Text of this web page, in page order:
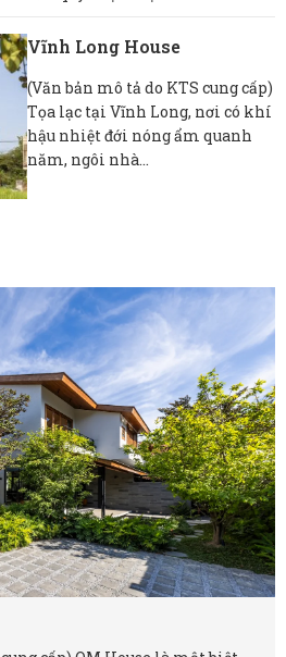
Vĩnh Long House
(Văn bản mô tả do KTS cung cấp)
Tọa lạc tại Vĩnh Long, nơi có khí
hậu nhiệt đới nóng ẩm quanh
năm, ngôi nhà...